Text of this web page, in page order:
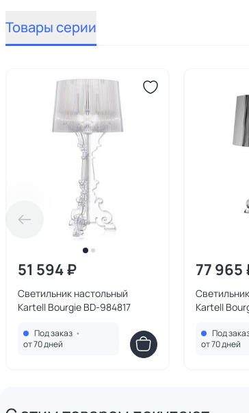
Товары серии
51 594 ₽
Светильник настольный
Kartell Bourgie BD-984817
Под заказ •
от 70 дней
77 965
Kartell
Под
от 70 дней